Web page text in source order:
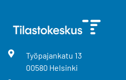
Työpajankatu 13
00580 Helsinki